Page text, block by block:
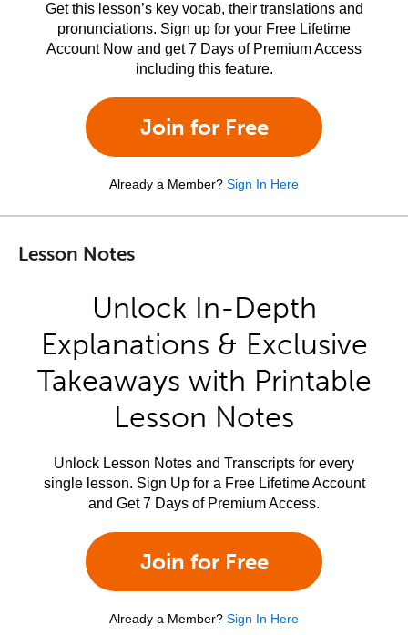
Get this lesson’s key vocab, their translations and
pronunciations. Sign up for your Free Lifetime
Account Now and get 7 Days of Premium Access
including this feature.
Join for Free
Already a Member? Sign In Here
Lesson Notes
Unlock In-Depth
Explanations & Exclusive
Takeaways with Printable
Lesson Notes
Unlock Lesson Notes and Transcripts for every
single lesson. Sign Up for a Free Lifetime Account
and Get 7 Days of Premium Access.
Join for Free
Already a Member? Sign In Here